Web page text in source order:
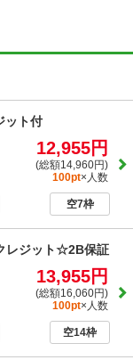
ット付
12,955円
(総額14,960円)
100pt×人数
空7枠
レジット☆2B保証
13,955円
(総額16,060円)
100pt×人数
空14枠